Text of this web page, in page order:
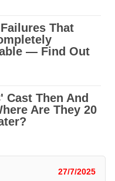
27/7/2025